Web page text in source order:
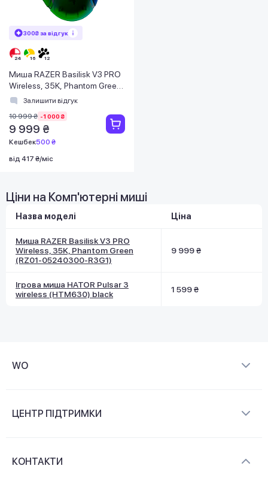
300₴ за відгук
Миша RAZER Basilisk V3 PRO
Wireless, 35K, Phantom Green
(RZ01-05240300-R3G1)
Залишити відгук
10 999 ₴ -1 000 ₴
9 999 ₴
Кешбек500 ₴
від 417 ₴/міс
Ціни на Комп'ютерні миші
Назва моделі Ціна
Миша RAZER Basilisk V3 PRO
Wireless, 35K, Phantom Green
(RZ01-05240300-R3G1)
9 999 ₴
Ігрова миша HATOR Pulsar 3
wireless (HTM630) black
1 599 ₴
WO
Контакти
ЦЕНТР ПІДТРИМКИ
КОНТАКТИ